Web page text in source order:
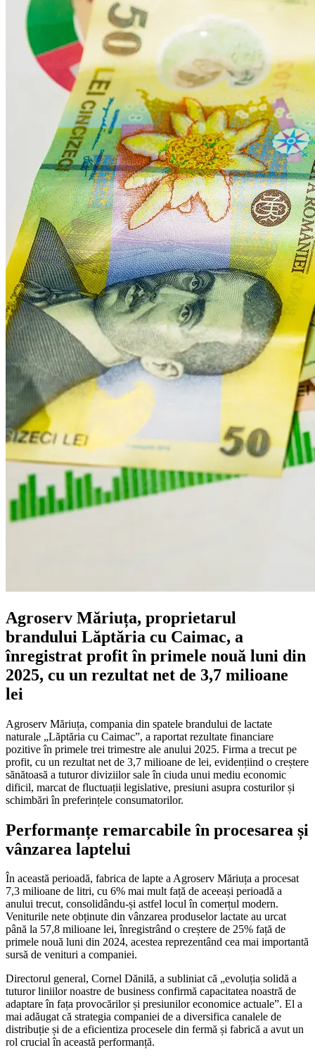
Agroserv Măriuța, proprietarul
brandului Lăptăria cu Caimac, a
înregistrat profit în primele nouă luni din
2025, cu un rezultat net de 3,7 milioane
lei
Agroserv Măriuța, compania din spatele brandului de lactate
naturale „Lăptăria cu Caimac”, a raportat rezultate financiare
pozitive în primele trei trimestre ale anului 2025. Firma a trecut pe
profit, cu un rezultat net de 3,7 milioane de lei, evidențiind o creștere
sănătoasă a tuturor diviziilor sale în ciuda unui mediu economic
dificil, marcat de fluctuații legislative, presiuni asupra costurilor și
schimbări în preferințele consumatorilor.
Performanțe remarcabile în procesarea și
vânzarea laptelui
În această perioadă, fabrica de lapte a Agroserv Măriuța a procesat
7,3 milioane de litri, cu 6% mai mult față de aceeași perioadă a
anului trecut, consolidându-și astfel locul în comerțul modern.
Veniturile nete obținute din vânzarea produselor lactate au urcat
până la 57,8 milioane lei, înregistrând o creștere de 25% față de
primele nouă luni din 2024, acestea reprezentând cea mai importantă
sursă de venituri a companiei.
Directorul general, Cornel Dănilă, a subliniat că „evoluția solidă a
tuturor liniilor noastre de business confirmă capacitatea noastră de
adaptare în fața provocărilor și presiunilor economice actuale”. El a
mai adăugat că strategia companiei de a diversifica canalele de
distribuție și de a eficientiza procesele din fermă și fabrică a avut un
rol crucial în această performanță.